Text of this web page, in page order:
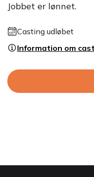
Jobbet er lønnet.
Casting udløbet
Information om